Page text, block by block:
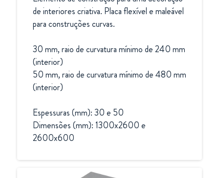
de interiores criativa. Placa flexível e maleável
para construções curvas.
30 mm, raio de curvatura mínimo de 240 mm
(interior)
50 mm, raio de curvatura mínimo de 480 mm
(interior)
Espessuras (mm): 30 e 50
Dimensões (mm): 1300x2600 e
2600x600